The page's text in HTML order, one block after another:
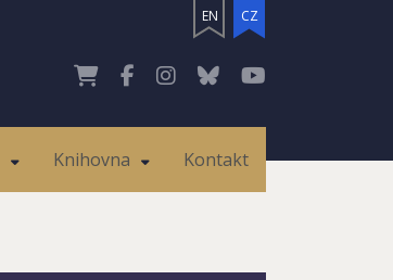
EN CZ
Knihovna Kontakt